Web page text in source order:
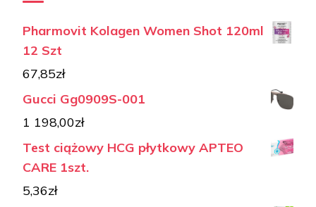
Pharmovit Kolagen Women Shot 120ml
12 Szt
67,85zł
Gucci Gg0909S-001
1 198,00zł
Test ciążowy HCG płytkowy APTEO
CARE 1szt.
5,36zł